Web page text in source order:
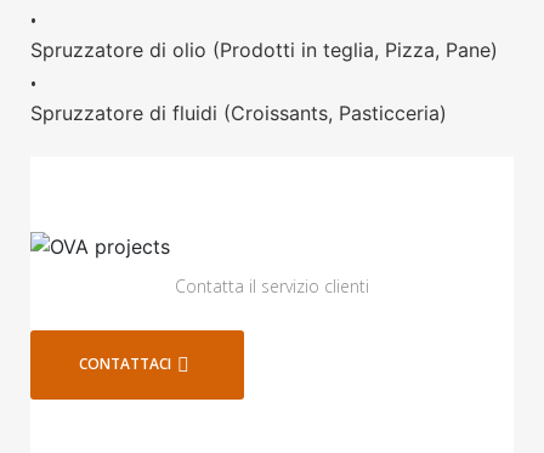
•
Spruzzatore di olio (Prodotti in teglia, Pizza, Pane)
•
Spruzzatore di fluidi (Croissants, Pasticceria)
Contatta il servizio clienti
CONTATTACI